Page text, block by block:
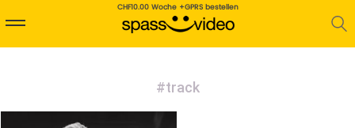
CHF10.00 Woche +GPRS bestellen
#track